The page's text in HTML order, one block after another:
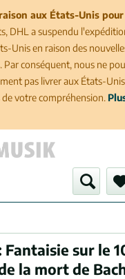
aux États-Unis
DHL a suspendu
Unis en raison des
Par conséquent, nous ne
pas livrer aux États-
de votre compréhension.
sur le
la mort de